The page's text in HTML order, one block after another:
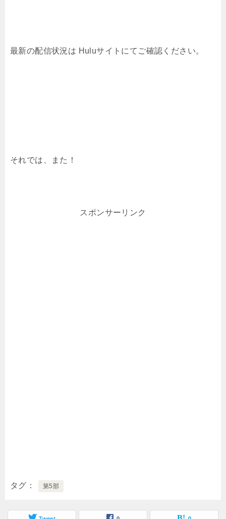
最新の配信状況は Huluサイトにてご確認ください。
それでは、また！
スポンサーリンク
タグ 第5部